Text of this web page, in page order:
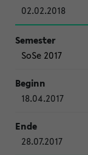
02.02.2018
SoSe 2017
18.04.2017
28.07.2017